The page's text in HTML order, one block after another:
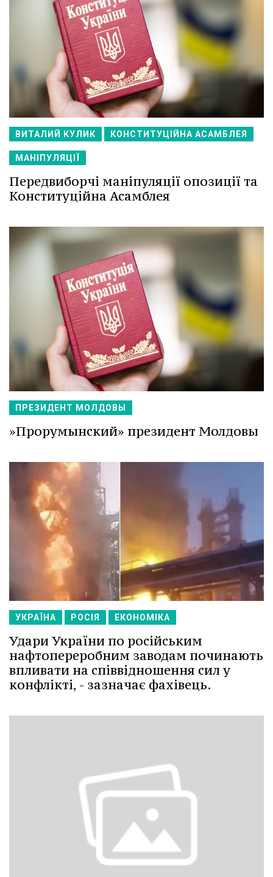
ВИТАЛИЙ КУЛИК КОНСТИТУЦІЙНА АСАМБЛЕЯ
МАНІПУЛЯЦІЇ
Передвиборчі маніпуляції опозиції та
Конституційна Асамблея
ПРЕЗИДЕНТ МОЛДОВЫ
»Прорумынский» президент Молдовы
УКРАЇНА РОСІЯ ЕКОНОМІКА
Удари України по російським
нафтопереробним заводам починають
впливати на співвідношення сил у
конфлікті, - зазначає фахівець.